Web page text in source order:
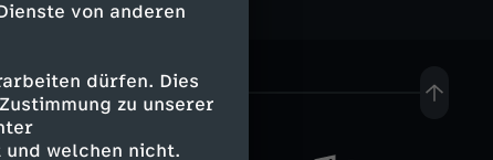
von anderen
dürfen. Dies
zu unserer
welchen nicht.